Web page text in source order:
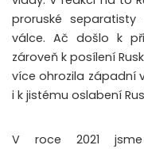
proruské
válce. Ač došlo k
zároveň k posílení
více ohrozila západní
i k jistému oslabení
V roce 2021